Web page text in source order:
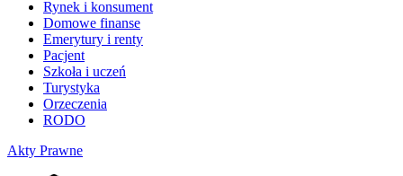
Rynek i konsument
Domowe finanse
Emerytury i renty
Pacjent
Szkoła i uczeń
Turystyka
Orzeczenia
RODO
Akty Prawne